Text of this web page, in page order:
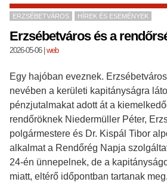
ERZSÉBETVÁROS HÍREK ÉS ESEMÉNYEK
Erzsébetváros és a
2026-05-06| web
Egy hajóban eveznek.
nevében a kerületi kapitányságra
pénzjutalmakat adott át a
rendőröknek Niedermüller Péter,
polgármestere és Dr. Kispál Tibor
alkalmat a Rendőrég Napja
24-én ünnepelnek, de a
miatt, eltérő időpontban tartanak